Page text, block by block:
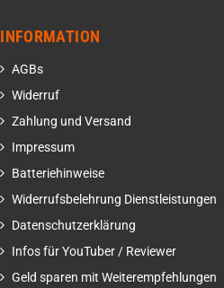
INFORMATION
AGBs
Widerruf
Zahlung und Versand
Impressum
Batteriehinweise
Widerrufsbelehrung Dienstleistungen
Datenschutzerklärung
Infos für YouTuber / Reviewer
Geld sparen mit Weiterempfehlungen